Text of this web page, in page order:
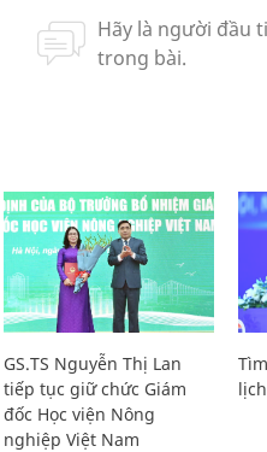
GS.TS Nguyễn Thị Lan
tiếp tục giữ chức Giám
đốc Học viện Nông
nghiệp Việt Nam